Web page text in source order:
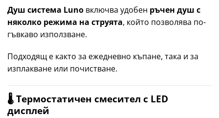
Душ система Luno включва удобен ръчен душ с
няколко режима на струята, който позволява по-
гъвкаво използване.
Подходящ е както за ежедневно къпане, така и за
изплакване или почистване.
🌡 Термостатичен смесител с LED
дисплей